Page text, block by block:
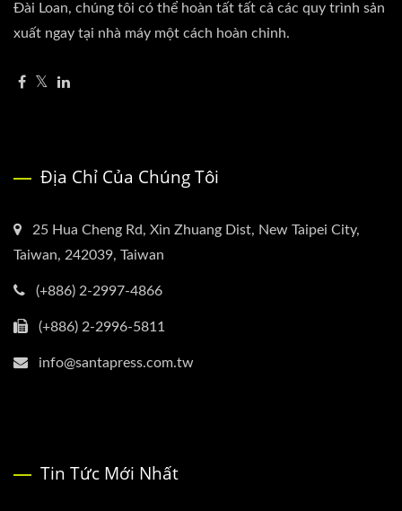
Đài Loan, chúng tôi có thể hoàn tất tất cả các quy trình sản
xuất ngay tại nhà máy một cách hoàn chỉnh.
Địa Chỉ Của Chúng Tôi
25 Hua Cheng Rd, Xin Zhuang Dist, New Taipei City,
Taiwan, 242039, Taiwan
(+886) 2-2997-4866
(+886) 2-2996-5811
info@santapress.com.tw
Tin Tức Mới Nhất